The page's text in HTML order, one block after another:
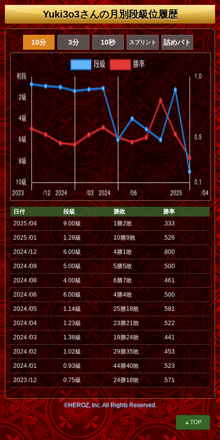
Yuki3o3さんの月別段級位履歴
10分 3分 10秒 スプリント 詰めバト
日付 段級 勝敗
勝率
2025 /04
9.00級 1勝2敗 .333
2025 /01 1.28級 10勝9敗 .526
2024 /12 6.00級 4勝1敗 .800
2024 /09 5.00級 5勝5敗 .500
2024 /08 4.00級 6勝7敗 .461
2024 /06 6.00級 4勝4敗 .500
2024 /05 1.14級 25勝18敗 .581
2024 /04 1.23級 23勝21敗 .522
2024 /03 1.38級 19勝24敗 .441
2024 /02 1.02級 29勝35敗 .453
2024 /01 0.93級 44勝40敗 .523
2023 /12 0.75級 24勝18敗 .571
©HEROZ, Inc. All Rights Reserved.
▲TOP